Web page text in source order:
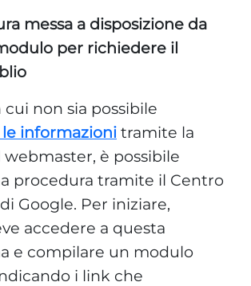
messa a disposizione da
per richiedere il
cui non sia possibile
informazioni tramite la
webmaster, è possibile
procedura tramite il Centro
Google. Per iniziare,
accedere a questa
e compilare un modulo
i link che